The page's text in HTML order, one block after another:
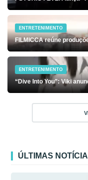
ENTRETENIMENTO
FILMICCA reúne
ENTRETENIMENTO
“Dive Into You”: Viki
ÚLTIMAS